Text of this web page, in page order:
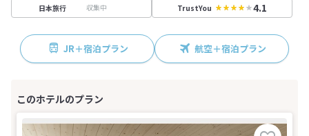
日本旅行 収集中 TrustYou 4.1
JR＋宿泊プラン 航空＋宿泊プラン